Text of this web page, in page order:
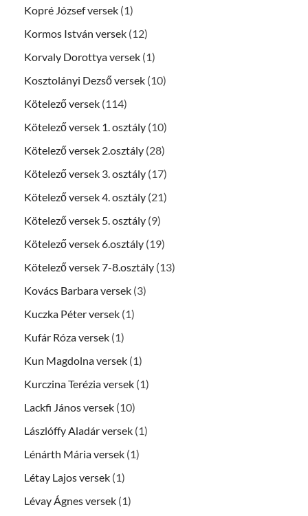
Kopré József versek (1)
Kormos István versek (12)
Korvaly Dorottya versek (1)
Kosztolányi Dezső versek (10)
Kötelező versek (114)
Kötelező versek 1. osztály (10)
Kötelező versek 2.osztály (28)
Kötelező versek 3. osztály (17)
Kötelező versek 4. osztály (21)
Kötelező versek 5. osztály (9)
Kötelező versek 6.osztály (19)
Kötelező versek 7-8.osztály (13)
Kovács Barbara versek (3)
Kuczka Péter versek (1)
Kufár Róza versek (1)
Kun Magdolna versek (1)
Kurczina Terézia versek (1)
Lackfi János versek (10)
Lászlóffy Aladár versek (1)
Lénárth Mária versek (1)
Létay Lajos versek (1)
Lévay Ágnes versek (1)